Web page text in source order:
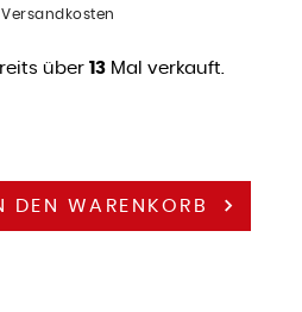
Versandkosten
über 13 Mal verkauft.
DEN WARENKORB